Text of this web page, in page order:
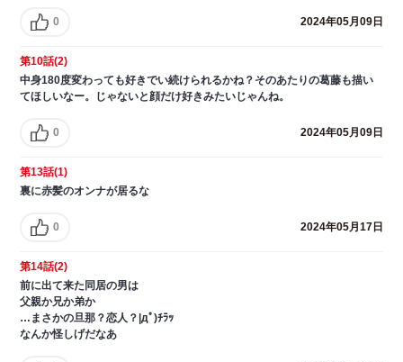
0 2024年05月09日
第10話(2)
中身180度変わっても好きでい続けられるかね？そのあたりの葛藤も描い
てほしいなー。じゃないと顔だけ好きみたいじゃんね。
0 2024年05月09日
第13話(1)
裏に赤髪のオンナが居るな
0 2024年05月17日
第14話(2)
前に出て来た同居の男は
父親か兄か弟か
…まさかの旦那？恋人？|дﾟ)ﾁﾗｯ
なんか怪しげだなあ